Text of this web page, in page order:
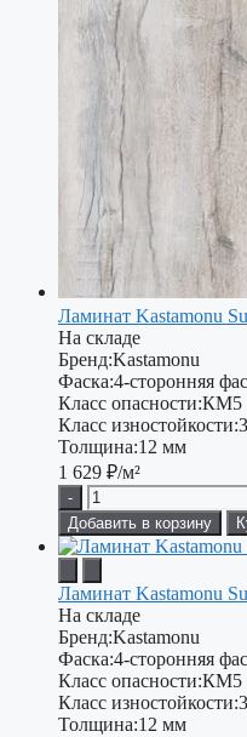
Ламинат Kastamonu
На складе
Бренд:Kastamonu
Фаска:4-сторонняя
Класс опасности:КМ5
Класс изностойкости:
Толщина:12 мм
1 629 ₽/м²
-
Добавить в корзину
Ламинат Kastamonu
На складе
Бренд:Kastamonu
Фаска:4-сторонняя
Класс опасности:КМ5
Класс изностойкости:
Толщина:12 мм